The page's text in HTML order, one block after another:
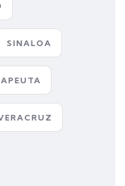
SINALOA